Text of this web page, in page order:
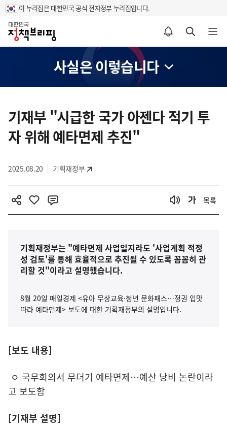
이 누리집은 대한민국 공식 전자정부 누리집입니다.
홈
알림설정 바로가기 검색 바로가기 메뉴 열기
사실은 이렇습니다
텐
츠
영
기재부 "시급한 국가 아젠다 적기 투
자 위해 예타면제 추진"
2025.08.20 기획재정부
목록
기획재정부는 "예타면제 사업일지라도 '사업계획 적정
성 검토'를 통해 효율적으로 추진될 수 있도록 꼼꼼히 관
리할 것"이라고 설명했습니다.
8월 20일 매일경제 <유아 무상교육·청년 문화패스…정권 입맛
따라 예타면제> 보도에 대한 기획재정부의 설명입니다.
[보도 내용]
ㅇ 국무회의서 무더기 예타면제…예산 낭비 논란이라
고 보도함
[기재부 설명]